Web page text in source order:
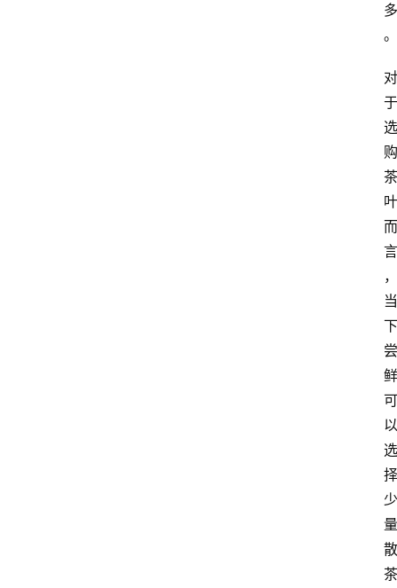
多
。
对
于
选
购
茶
叶
而
言
，
当
下
尝
鲜
可
以
选
择
少
量
散
茶